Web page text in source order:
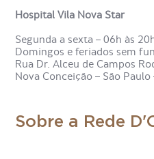
exame de cálcio?
O exame é indicado para
condição de saúde que
avaliação de rotina. Mas
alterações no ritmo
Hospital Vila Nova Star
Segunda a sexta – 06h às
Domingos e feriados sem
Rua Dr. Alceu de Campos
Nova Conceição – São Paulo
Sobre a Rede